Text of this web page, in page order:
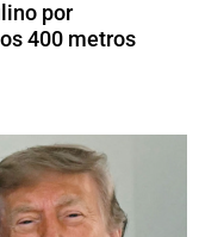
por
400 metros